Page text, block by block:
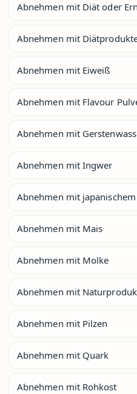
Abnehmen mit Diät oder
Abnehmen mit
Abnehmen mit Eiweiß
Abnehmen mit Flavour
Abnehmen mit
Abnehmen mit Ingwer
Abnehmen mit
Abnehmen mit Mais
Abnehmen mit Molke
Abnehmen mit
Abnehmen mit Pilzen
Abnehmen mit Quark
Abnehmen mit Rohkost